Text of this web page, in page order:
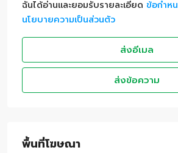
ฉันได้อ่านและยอมรับรายละเอียด ข้อกำห
นโยบายความเป็นส่วนตัว
ส่งอีเมล
ส่งข้อความ
พื้นที่โฆษณา